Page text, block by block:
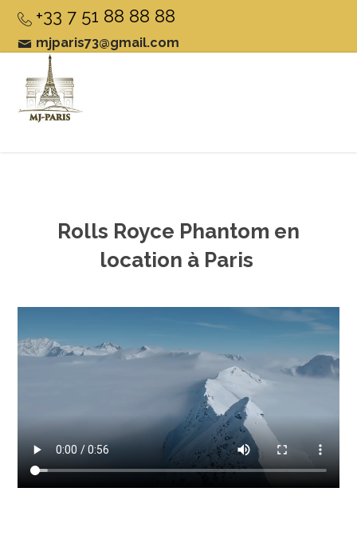
+33 7 51 88 88 88
mjparis73@gmail.com
Rolls Royce Phantom en
location à Paris